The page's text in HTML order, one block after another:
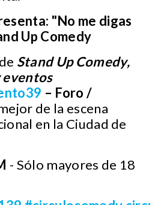
"No me digas
Up Comedy
de Stand Up Comedy,
eventos
– Foro /
de la escena
en la Ciudad de
- Sólo mayores de 18